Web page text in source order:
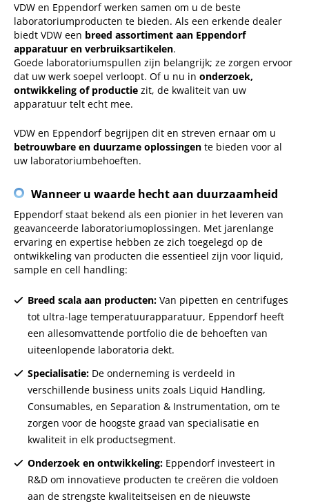
VDW en Eppendorf werken samen om u de beste
laboratoriumproducten te bieden. Als een erkende dealer
biedt VDW een breed assortiment aan Eppendorf
apparatuur en verbruiksartikelen.
Goede laboratoriumspullen zijn belangrijk; ze zorgen ervoor
dat uw werk soepel verloopt. Of u nu in onderzoek,
ontwikkeling of productie zit, de kwaliteit van uw
apparatuur telt echt mee.
VDW en Eppendorf begrijpen dit en streven ernaar om u
betrouwbare en duurzame oplossingen te bieden voor al
uw laboratoriumbehoeften.
Wanneer u waarde hecht aan duurzaamheid
Eppendorf staat bekend als een pionier in het leveren van
geavanceerde laboratoriumoplossingen. Met jarenlange
ervaring en expertise hebben ze zich toegelegd op de
ontwikkeling van producten die essentieel zijn voor liquid,
sample en cell handling:
Breed scala aan producten: Van pipetten en centrifuges
tot ultra-lage temperatuurapparatuur, Eppendorf heeft
een allesomvattende portfolio die de behoeften van
uiteenlopende laboratoria dekt.
Specialisatie: De onderneming is verdeeld in
verschillende business units zoals Liquid Handling,
Consumables, en Separation & Instrumentation, om te
zorgen voor de hoogste graad van specialisatie en
kwaliteit in elk productsegment.
Onderzoek en ontwikkeling: Eppendorf investeert in
R&D om innovatieve producten te creëren die voldoen
aan de strengste kwaliteitseisen en de nieuwste